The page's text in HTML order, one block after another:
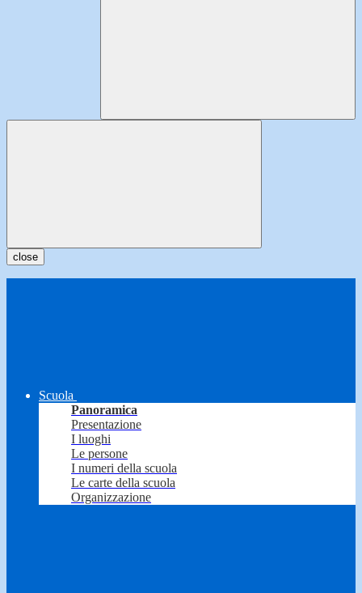
close
Scuola
Panoramica
Presentazione
I luoghi
Le persone
I numeri della scuola
Le carte della scuola
Organizzazione